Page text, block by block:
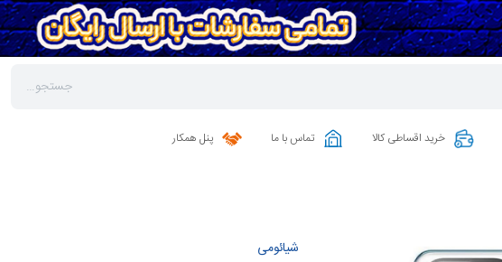
خرید اقساطی کالا تماس با ما پنل همکار
شیائومی